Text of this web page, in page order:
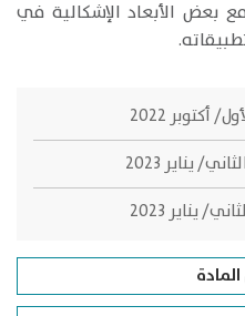
الأبعاد الإشكالية في